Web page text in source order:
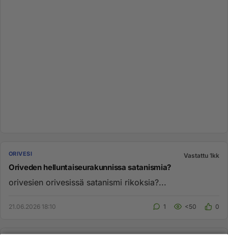
ORIVESI Vastattu 1kk
Oriveden helluntaiseurakunnissa satanismia?
orivesien orivesissä satanismi rikoksia?...
21.06.2026 18:10 1 <50 0